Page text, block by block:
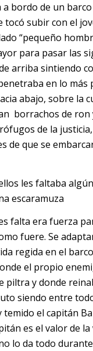
bordo de un
tocó subir con el
“pequeño
para pasar las
arriba sintiendo
en lo más
abajo, sobre la
borrachos de ron
de la
de que se
les faltaba
escaramuza
falta era fuerza
fuere. Se
regida en el
el propio
piltra y donde
siendo entre
temido el capitán
es el valor de la
lo da todo